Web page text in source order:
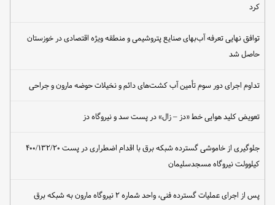
کرد
توافق نهایی تعرفه آب‌بهای صنایع پتروشیمی و منطقه ویژه اقتصادی در خوزستان
حاصل شد
تداوم اجرای دور سوم تأمین آب کشت‌های دائم و نخیلات حوضه مارون و جراحی
تعویض کلید هوایی خط «دز – زال» در پست سد و نیروگاه دز
جلوگیری از خاموشی گسترده شبکه برق با اقدام اضطراری در پست ۴۰۰/۱۳۲/۲۰
کیلوولت نیروگاه مسجدسلیمان
پس از اجرای عملیات گسترده فنی، واحد شماره ۲ نیروگاه مارون به شبکه برق